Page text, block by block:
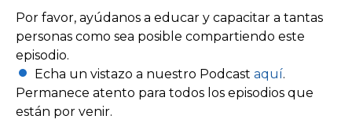
Por favor, ayúdanos a educar y capacitar a tantas
personas como sea posible compartiendo este
episodio.
Echa un vistazo a nuestro Podcast aquí.
Permanece atento para todos los episodios que
están por venir.